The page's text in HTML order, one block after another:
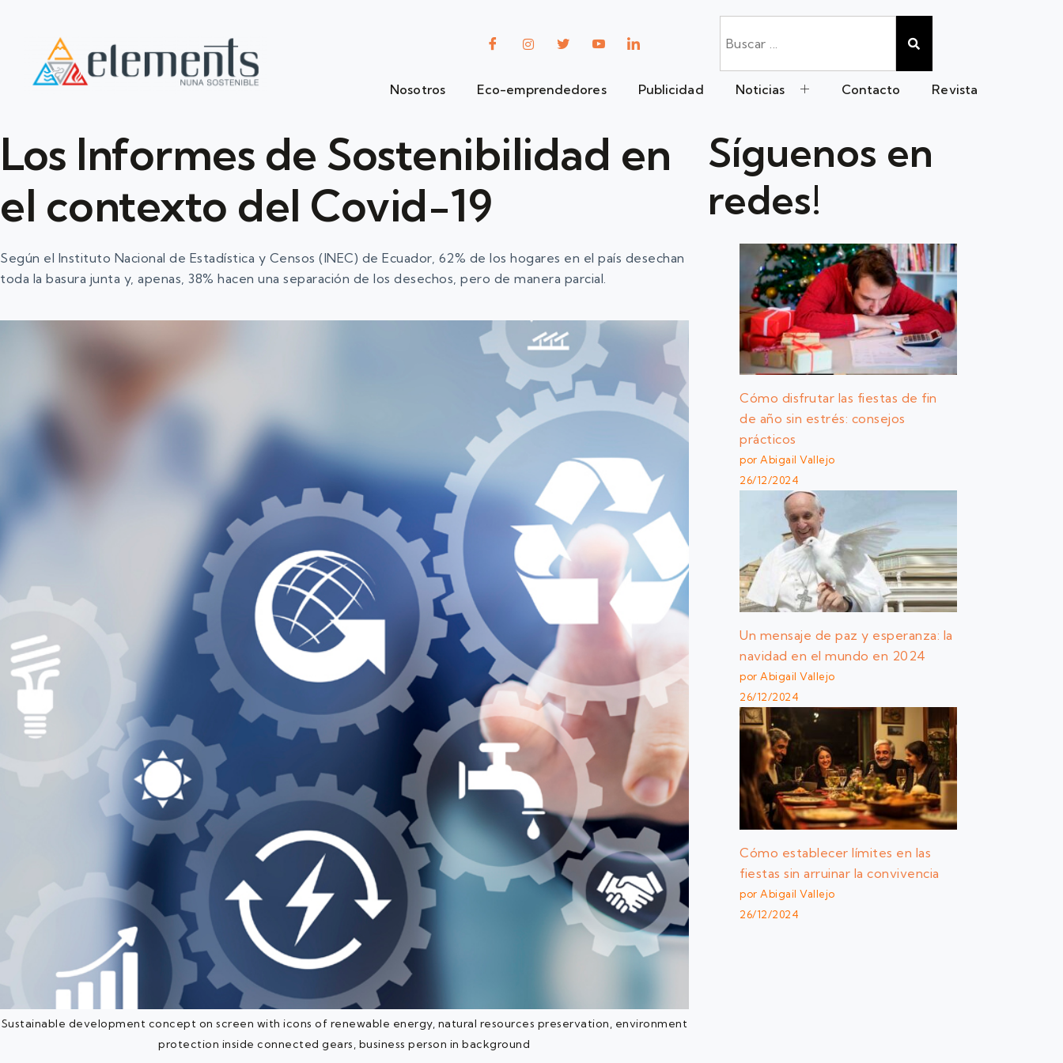
Nosotros Eco-emprendedores Publicidad Noticias Contacto Revista
Los Informes de Sostenibilidad en
el contexto del Covid-19
Según el Instituto Nacional de Estadística y Censos (INEC) de Ecuador, 62% de los hogares en el país desechan
toda la basura junta y, apenas, 38% hacen una separación de los desechos, pero de manera parcial.
Sustainable development concept on screen with icons of renewable energy, natural resources preservation, environment
protection inside connected gears, business person in background
Síguenos en
redes!
Cómo disfrutar las fiestas de fin
de año sin estrés: consejos
prácticos
por Abigail Vallejo
26/12/2024
Un mensaje de paz y esperanza: la
navidad en el mundo en 2024
por Abigail Vallejo
26/12/2024
Cómo establecer límites en las
fiestas sin arruinar la convivencia
por Abigail Vallejo
26/12/2024